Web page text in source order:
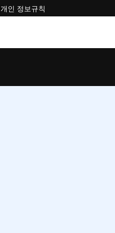
개인 정보규칙